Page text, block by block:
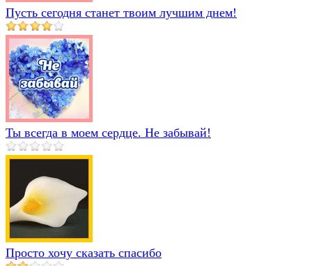
Пусть сегодня станет твоим лучшим днем!
Ты всегда в моем сердце. Не забывай!
Просто хочу сказать спасибо